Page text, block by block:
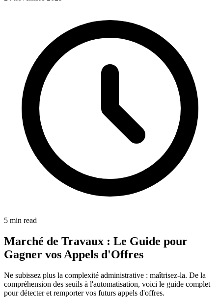
5 min read
Marché de Travaux : Le Guide pour
Gagner vos Appels d'Offres
Ne subissez plus la complexité administrative : maîtrisez-la. De la
compréhension des seuils à l'automatisation, voici le guide complet
pour détecter et remporter vos futurs appels d'offres.